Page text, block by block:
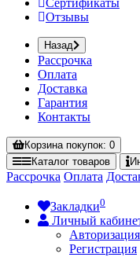
Сертификаты
Отзывы
Назад
Рассрочка
Оплата
Доставка
Гарантия
Контакты
Корзинапокупок: 0
Каталог товаров
Рассрочка Оплата
Закладки0
Личный
Авторизация
Регистрация